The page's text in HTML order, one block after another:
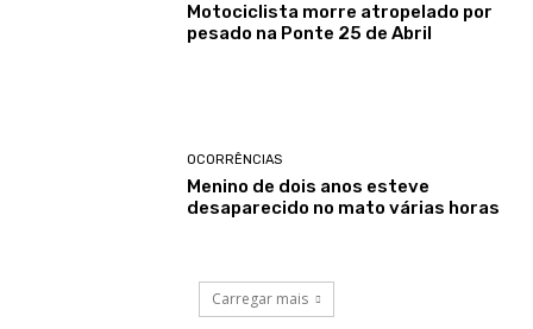
Motociclista morre atropelado por
pesado na Ponte 25 de Abril
OCORRÊNCIAS
Menino de dois anos esteve
desaparecido no mato várias horas
Carregar mais